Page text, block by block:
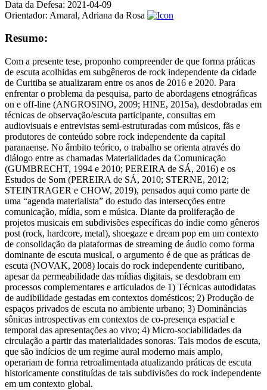
Data da Defesa: 2021-04-09
Orientador: Amaral, Adriana da Rosa
Resumo:
Com a presente tese, proponho compreender de que forma práticas
de escuta acolhidas em subgêneros de rock independente da cidade
de Curitiba se atualizaram entre os anos de 2016 e 2020. Para
enfrentar o problema da pesquisa, parto de abordagens etnográficas
on e off-line (ANGROSINO, 2009; HINE, 2015a), desdobradas em
técnicas de observação/escuta participante, consultas em
audiovisuais e entrevistas semi-estruturadas com músicos, fãs e
produtores de conteúdo sobre rock independente da capital
paranaense. No âmbito teórico, o trabalho se orienta através do
diálogo entre as chamadas Materialidades da Comunicação
(GUMBRECHT, 1994 e 2010; PEREIRA de SÁ, 2016) e os
Estudos de Som (PEREIRA de SÁ, 2010; STERNE, 2012;
STEINTRAGER e CHOW, 2019), pensados aqui como parte de
uma “agenda materialista” do estudo das intersecções entre
comunicação, mídia, som e música. Diante da proliferação de
projetos musicais em subdivisões específicas do indie como gêneros
post (rock, hardcore, metal), shoegaze e dream pop em um contexto
de consolidação da plataformas de streaming de áudio como forma
dominante de escuta musical, o argumento é de que as práticas de
escuta (NOVAK, 2008) locais do rock independente curitibano,
apesar da permeabilidade das mídias digitais, se desdobram em
processos complementares e articulados de 1) Técnicas autodidatas
de audibilidade gestadas em contextos domésticos; 2) Produção de
espaços privados de escuta no ambiente urbano; 3) Dominâncias
sônicas introspectivas em contextos de co-presença espacial e
temporal das apresentações ao vivo; 4) Micro-sociabilidades da
circulação a partir das materialidades sonoras. Tais modos de escuta,
que são indícios de um regime aural moderno mais amplo,
operariam de forma retroalimentada atualizando práticas de escuta
historicamente constituídas de tais subdivisões do rock independente
em um contexto global.